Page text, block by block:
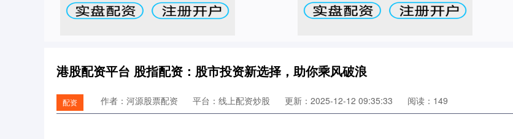
港股配资平台 股指配资：股市投资新选择，助你乘风破浪
配资 作者：河源股票配资 平台：线上配资炒股 更新：2025-12-12 09:35:33 阅读：149